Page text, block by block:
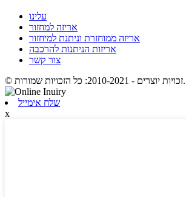
עלינו
אריזה למחזור
אריזה ממוחזרת וניתנת למיחזור
אריזות הניתנות להרכבה
צור קשר
© זכויות יוצרים - 2010-2021: כל הזכויות שמורות.
שלח אימייל
x